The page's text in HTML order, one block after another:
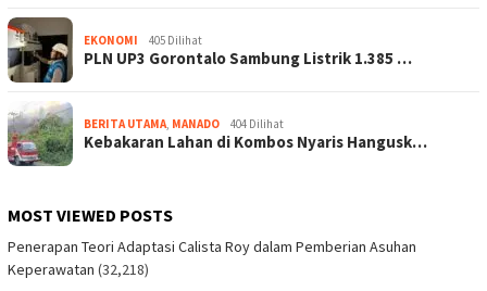
EKONOMI 405 Dilihat
PLN UP3 Gorontalo Sambung Listrik 1.385 …
BERITA UTAMA MANADO 404 Dilihat
Kebakaran Lahan di Kombos Nyaris Hangusk…
MOST VIEWED POSTS
Penerapan Teori Adaptasi Calista Roy dalam Pemberian Asuhan
Keperawatan (32,218)